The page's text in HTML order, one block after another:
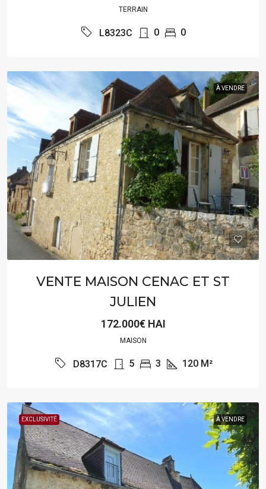
TERRAIN
L8323C 0 0
À VENDRE
VENTE MAISON CENAC ET ST
JULIEN
172.000€ HAI
MAISON
D8317C 5 3 120 M²
EXCLUSIVITÉ À VENDRE